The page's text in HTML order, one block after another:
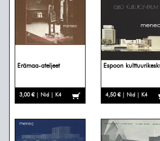
Erämaa-ateljeet
3,00 € | Nid | K4
Espoon
4,50 € | Nid | K4